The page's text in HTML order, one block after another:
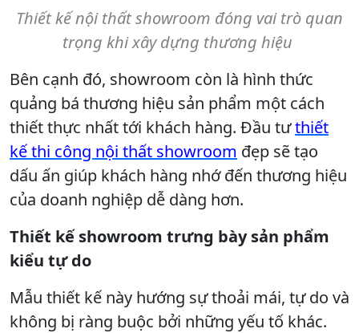
Thiết kế nội thất showroom đóng vai trò quan
trọng khi xây dựng thương hiệu
Bên cạnh đó, showroom còn là hình thức
quảng bá thương hiệu sản phẩm một cách
thiết thực nhất tới khách hàng. Đầu tưthiết
kế thi công nội thất showroom đẹp sẽ tạo
dấu ấn giúp khách hàng nhớ đến thương hiệu
của doanh nghiệp dễ dàng hơn.
Thiết kế showroom trưng bày sản phẩm
kiểu tự do
Mẫu thiết kế này hướng sự thoải mái, tự do và
không bị ràng buộc bởi những yếu tố khác.